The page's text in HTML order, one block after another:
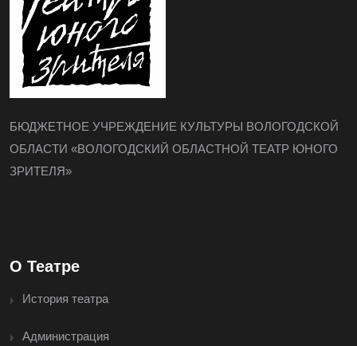
БЮДЖЕТНОЕ УЧРЕЖДЕНИЕ КУЛЬТУРЫ ВОЛОГОДСКОЙ
ОБЛАСТИ «ВОЛОГОДСКИЙ ОБЛАСТНОЙ ТЕАТР ЮНОГО
ЗРИТЕЛЯ»
О Театре
История театра
Администрация